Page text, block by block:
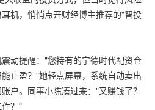
机，悄悄点开财经博主推荐的"智投
动提醒："您持有的宁德时代配资仓
止盈？"她轻点屏幕，系统自动卖出
户。同事小陈凑过来："又赚钱了？
？"